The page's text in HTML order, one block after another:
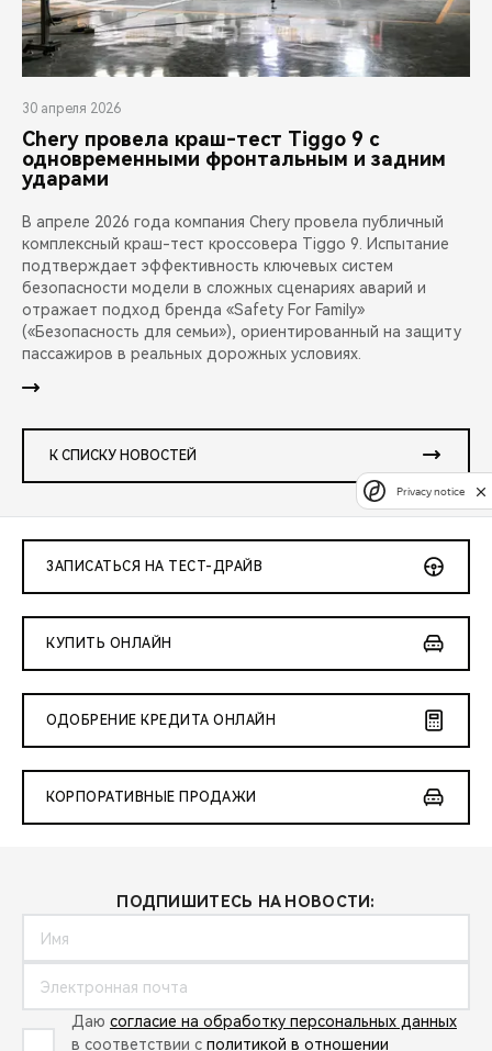
30 апреля 2026
Chery провела краш-тест Tiggo 9 с
одновременными фронтальным и задним
ударами
В апреле 2026 года компания Chery провела публичный
комплексный краш-тест кроссовера Tiggo 9. Испытание
подтверждает эффективность ключевых систем
безопасности модели в сложных сценариях аварий и
отражает подход бренда «Safety For Family»
(«Безопасность для семьи»), ориентированный на защиту
пассажиров в реальных дорожных условиях.
К СПИСКУ НОВОСТЕЙ
ЗАПИСАТЬСЯ НА ТЕСТ-ДРАЙВ
КУПИТЬ ОНЛАЙН
ОДОБРЕНИЕ КРЕДИТА ОНЛАЙН
КОРПОРАТИВНЫЕ ПРОДАЖИ
ПОДПИШИТЕСЬ НА НОВОСТИ:
Даю согласие на обработку персональных данных
в соответствии с политикой в отношении
Privacy notice